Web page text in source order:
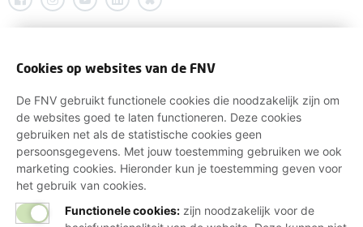
Cookies op websites van de FNV
De FNV gebruikt functionele cookies die noodzakelijk zijn om
de websites goed te laten functioneren. Deze cookies
gebruiken net als de statistische cookies geen
persoonsgegevens. Met jouw toestemming gebruiken we ook
marketing cookies. Hieronder kun je toestemming geven voor
het gebruik van cookies.
Functionele cookies: zijn noodzakelijk voor de